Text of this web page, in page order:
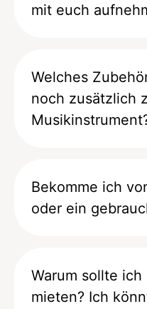
mit euch
Welches
noch zusätzlich
Bekomme ich
oder ein
Warum sollte
mieten? Ich